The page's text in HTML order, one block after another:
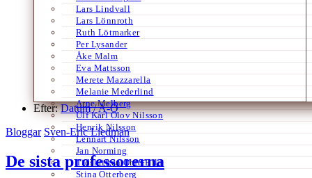
Lars Lindvall
Lars Lönnroth
Ruth Lötmarker
Per Lysander
Åke Malm
Eva Mattsson
Merete Mazzarella
Melanie Mederlind
Arne Melberg
Ulf Karl Olov Nilsson
Henrik Nilsson
Lennart Nilsson
Jan Norming
Tidskriften Ord&Bild
Stina Otterberg
Efter:Datum /A-Ö
Bloggar Sven-Eric Liedman
De sista professorerna